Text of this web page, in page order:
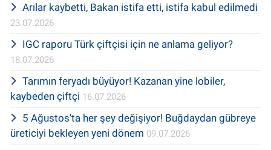
Arılar kaybetti, Bakan istifa etti, istifa kabul edilmedi
23.07.2026
IGC raporu Türk çiftçisi için ne anlama geliyor?
18.07.2026
Tarımın feryadı büyüyor! Kazanan yine lobiler,
kaybeden çiftçi 16.07.2026
5 Ağustos'ta her şey değişiyor! Buğdaydan gübreye
üreticiyi bekleyen yeni dönem 09.07.2026